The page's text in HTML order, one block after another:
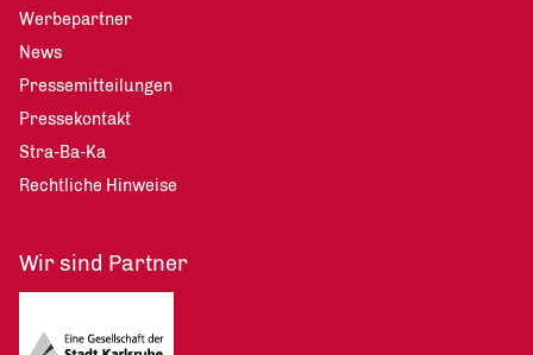
Werbepartner
News
Pressemitteilungen
Pressekontakt
Stra-Ba-Ka
Rechtliche Hinweise
Wir sind Partner